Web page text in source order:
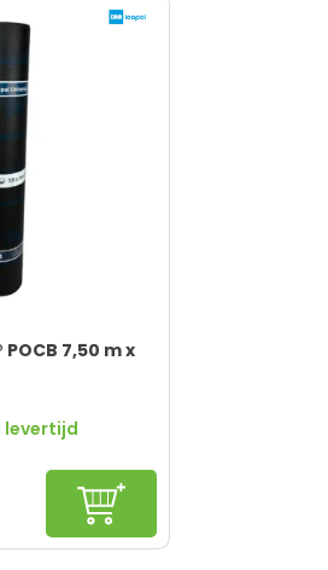
7,50 m x
levertijd
In winkelwagen